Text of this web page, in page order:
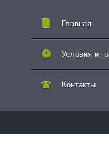
Главная
Контакты
Условия и